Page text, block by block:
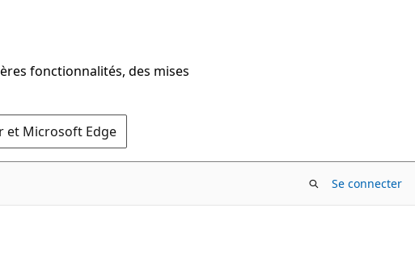
fonctionnalités, des mises
et Microsoft Edge
Se connecter